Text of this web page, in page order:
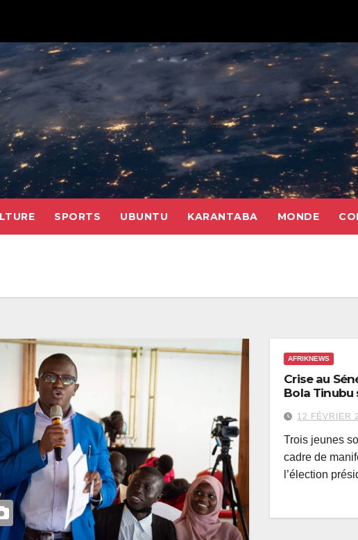
SPORTS UBUNTU KARANTABA MONDE
AFRIKNEWS
Crise au
Bola Tinubu
12 FÉVRIER
Trois jeunes
cadre de
l’élection